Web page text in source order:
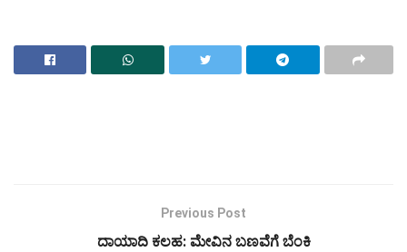
Previous Post
ದಾಯಾದಿ ಕಲಹ: ಮೇವಿನ ಬಣವೆಗೆ ಬೆಂಕಿ